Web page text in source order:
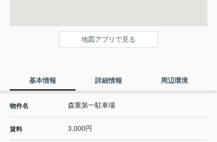
地図アプリで見る
基本情報 詳細情報 周辺環境
物件名 森重第一駐車場
賃料 3,000円